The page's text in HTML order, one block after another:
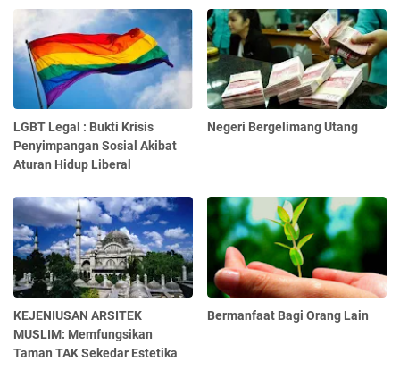
LGBT Legal : Bukti Krisis
Penyimpangan Sosial Akibat
Aturan Hidup Liberal
Negeri Bergelimang Utang
KEJENIUSAN ARSITEK
MUSLIM: Memfungsikan
Taman TAK Sekedar Estetika
Bermanfaat Bagi Orang Lain